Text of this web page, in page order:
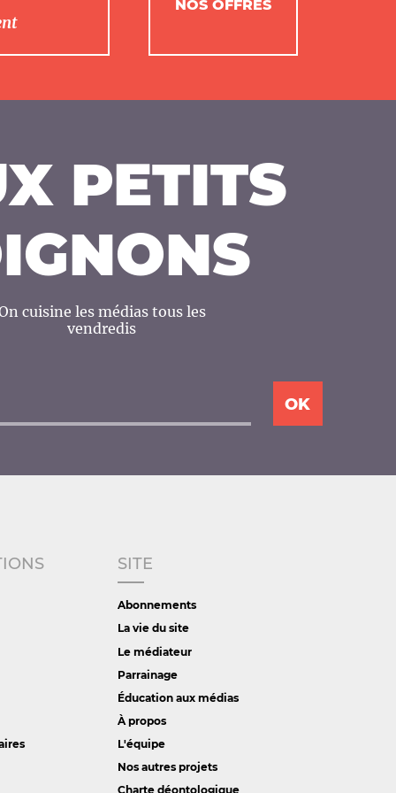
NOS OFFRES
PETITS
cuisine les médias tous les
vendredis
SITE
Abonnements
La vie du site
Le médiateur
Parrainage
Éducation aux médias
À propos
L'équipe
Nos autres projets
Charte déontologique